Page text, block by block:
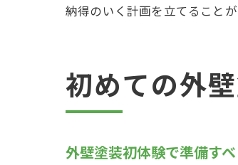
納得のいく計画を立てること
初めての外
外壁塗装初体験で準備す